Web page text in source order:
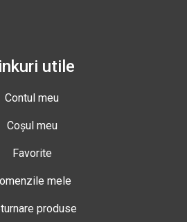
utile
Contul meu
Coșul meu
Favorite
mele
produse